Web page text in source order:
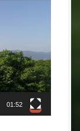
01:52